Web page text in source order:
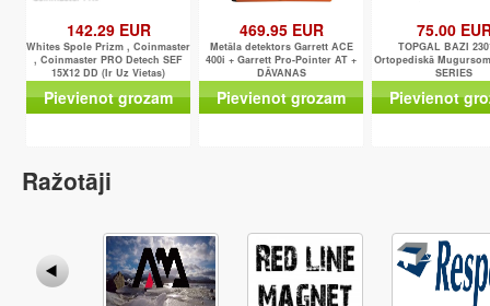
142.29 EUR
Whites Spole Prizm , Coinmaster
, Coinmaster PRO Detech SEF
15X12 DD (Ir Uz Vietas)
Pievienot grozam
469.95 EUR
Metāla detektors Garrett ACE
400i + Garrett Pro-Pointer AT +
DĀVANAS
Pievienot grozam
75.00
TOPGAL BAZI
Ortopediskā
SERIES
Pievienot
Ražotāji